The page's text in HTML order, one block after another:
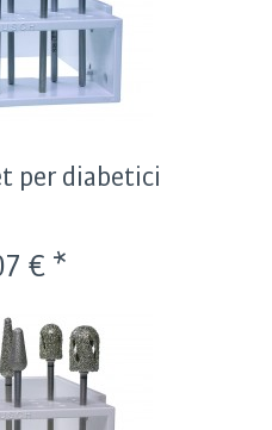
per diabetici
€ *